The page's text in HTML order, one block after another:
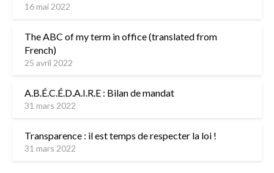
16 mai 2022
The ABC of my term in office (translated from
French)
25 avril 2022
A.B.É.C.É.D.A.I.R.E : Bilan de mandat
31 mars 2022
Transparence : il est temps de respecter la loi !
31 mars 2022